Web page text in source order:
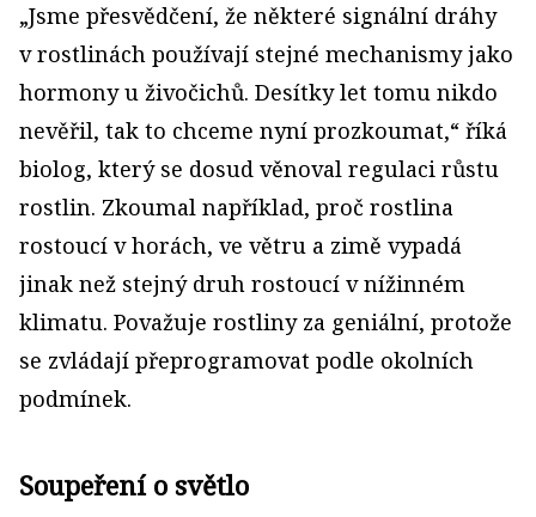
„Jsme přesvědčení, že některé signální dráhy
v rostlinách používají stejné mechanismy jako
hormony u živočichů. Desítky let tomu nikdo
nevěřil, tak to chceme nyní prozkoumat,“ říká
biolog, který se dosud věnoval regulaci růstu
rostlin. Zkoumal například, proč rostlina
rostoucí v horách, ve větru a zimě vypadá
jinak než stejný druh rostoucí v nížinném
klimatu. Považuje rostliny za geniální, protože
se zvládají přeprogramovat podle okolních
podmínek.
Soupeření o světlo